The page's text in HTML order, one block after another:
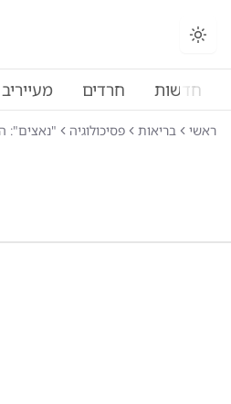
חדשות חרדים מעייריב
ראשי בריאות פסיכולוגיה "נאצים":